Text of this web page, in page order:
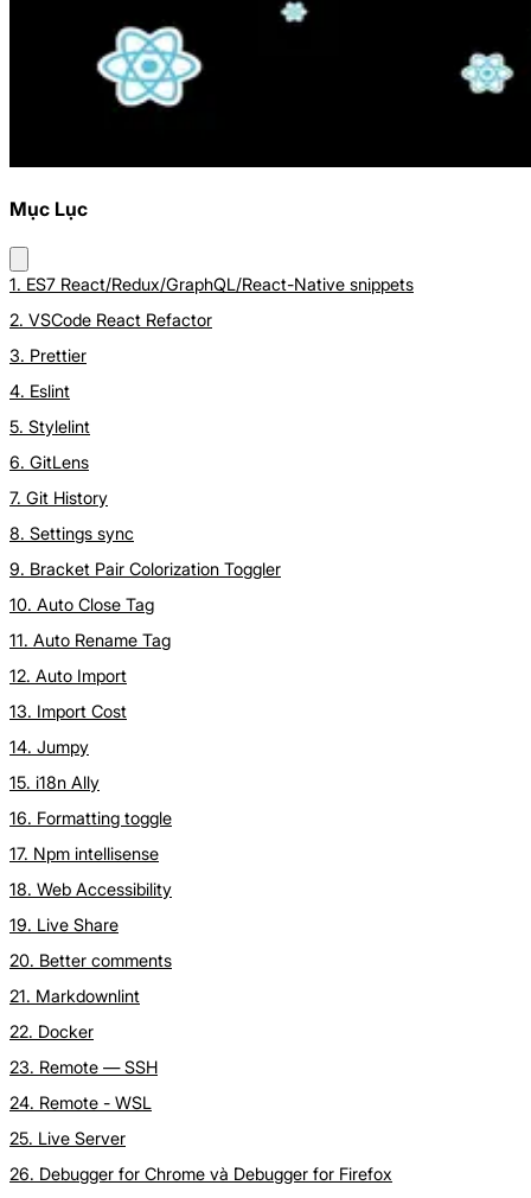
Mục Lục
1. ES7 React/Redux/GraphQL/React-Native snippets
2. VSCode React Refactor
3. Prettier
4. Eslint
5. Stylelint
6. GitLens
7. Git History
8. Settings sync
9. Bracket Pair Colorization Toggler
10. Auto Close Tag
11. Auto Rename Tag
12. Auto Import
13. Import Cost
14. Jumpy
15. i18n Ally
16. Formatting toggle
17. Npm intellisense
18. Web Accessibility
19. Live Share
20. Better comments
21. Markdownlint
22. Docker
23. Remote — SSH
24. Remote - WSL
25. Live Server
26. Debugger for Chrome và Debugger for Firefox